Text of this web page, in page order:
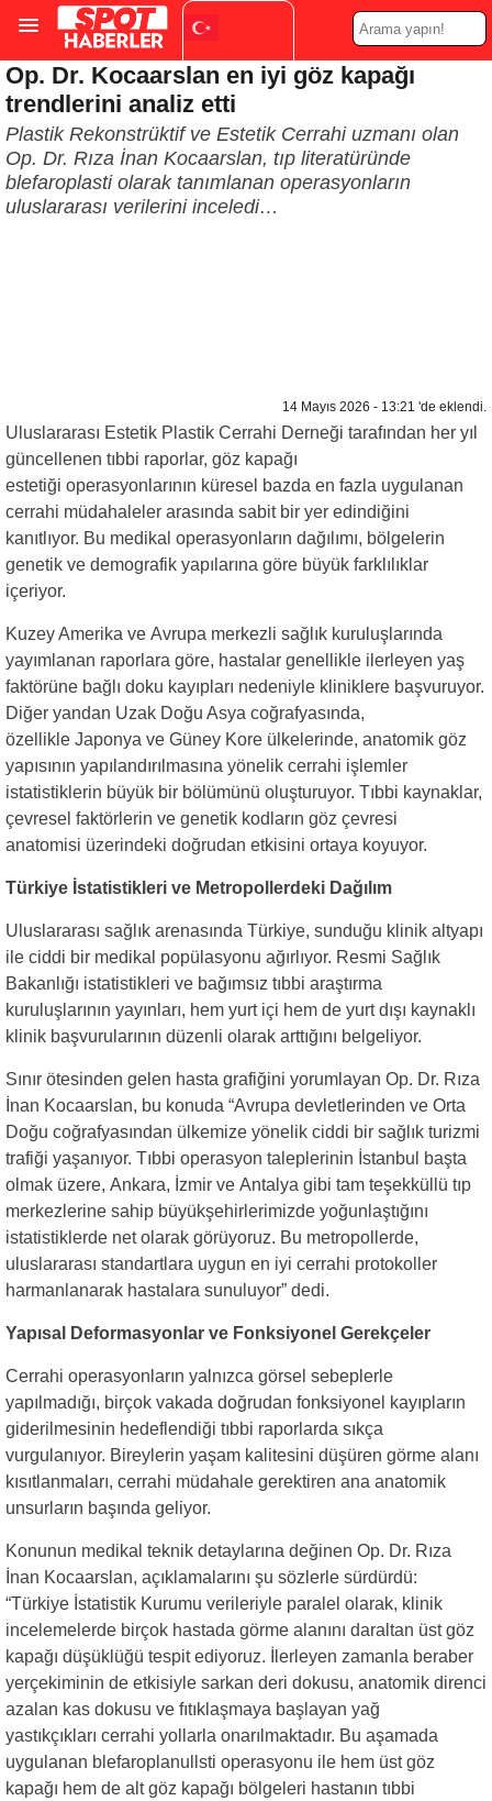
Turkish ▼
Op. Dr. Kocaarslan en iyi göz kapağı
trendlerini analiz etti
Plastik Rekonstrüktif ve Estetik Cerrahi uzmanı olan
Op. Dr. Rıza İnan Kocaarslan, tıp literatüründe
blefaroplasti olarak tanımlanan operasyonların
uluslararası verilerini inceledi…
14 Mayıs 2026 - 13:21 'de eklendi.
Uluslararası Estetik Plastik Cerrahi Derneği tarafından her yıl
güncellenen tıbbi raporlar, göz kapağı
estetiği operasyonlarının küresel bazda en fazla uygulanan
cerrahi müdahaleler arasında sabit bir yer edindiğini
kanıtlıyor. Bu medikal operasyonların dağılımı, bölgelerin
genetik ve demografik yapılarına göre büyük farklılıklar
içeriyor.
Kuzey Amerika ve Avrupa merkezli sağlık kuruluşlarında
yayımlanan raporlara göre, hastalar genellikle ilerleyen yaş
faktörüne bağlı doku kayıpları nedeniyle kliniklere başvuruyor.
Diğer yandan Uzak Doğu Asya coğrafyasında,
özellikle Japonya ve Güney Kore ülkelerinde, anatomik göz
yapısının yapılandırılmasına yönelik cerrahi işlemler
istatistiklerin büyük bir bölümünü oluşturuyor. Tıbbi kaynaklar,
çevresel faktörlerin ve genetik kodların göz çevresi
anatomisi üzerindeki doğrudan etkisini ortaya koyuyor.
Türkiye İstatistikleri ve Metropollerdeki Dağılım
Uluslararası sağlık arenasında Türkiye, sunduğu klinik altyapı
ile ciddi bir medikal popülasyonu ağırlıyor. Resmi Sağlık
Bakanlığı istatistikleri ve bağımsız tıbbi araştırma
kuruluşlarının yayınları, hem yurt içi hem de yurt dışı kaynaklı
klinik başvurularının düzenli olarak arttığını belgeliyor.
Sınır ötesinden gelen hasta grafiğini yorumlayan Op. Dr. Rıza
İnan Kocaarslan, bu konuda “Avrupa devletlerinden ve Orta
Doğu coğrafyasından ülkemize yönelik ciddi bir sağlık turizmi
trafiği yaşanıyor. Tıbbi operasyon taleplerinin İstanbul başta
olmak üzere, Ankara, İzmir ve Antalya gibi tam teşekküllü tıp
merkezlerine sahip büyükşehirlerimizde yoğunlaştığını
istatistiklerde net olarak görüyoruz. Bu metropollerde,
uluslararası standartlara uygun en iyi cerrahi protokoller
harmanlanarak hastalara sunuluyor” dedi.
Yapısal Deformasyonlar ve Fonksiyonel Gerekçeler
Cerrahi operasyonların yalnızca görsel sebeplerle
yapılmadığı, birçok vakada doğrudan fonksiyonel kayıpların
giderilmesinin hedeflendiği tıbbi raporlarda sıkça
vurgulanıyor. Bireylerin yaşam kalitesini düşüren görme alanı
kısıtlanmaları, cerrahi müdahale gerektiren ana anatomik
unsurların başında geliyor.
Konunun medikal teknik detaylarına değinen Op. Dr. Rıza
İnan Kocaarslan, açıklamalarını şu sözlerle sürdürdü:
“Türkiye İstatistik Kurumu verileriyle paralel olarak, klinik
incelemelerde birçok hastada görme alanını daraltan üst göz
kapağı düşüklüğü tespit ediyoruz. İlerleyen zamanla beraber
yerçekiminin de etkisiyle sarkan deri dokusu, anatomik direnci
azalan kas dokusu ve fıtıklaşmaya başlayan yağ
yastıkçıkları cerrahi yollarla onarılmaktadır. Bu aşamada
uygulanan blefaroplanullsti operasyonu ile hem üst göz
kapağı hem de alt göz kapağı bölgeleri hastanın tıbbi